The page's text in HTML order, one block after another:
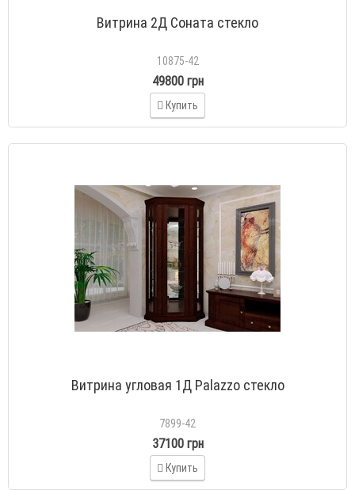
Витрина 2Д Соната стекло
10875-42
49800 грн
Купить
Витрина угловая 1Д Palazzo стекло
7899-42
37100 грн
Купить